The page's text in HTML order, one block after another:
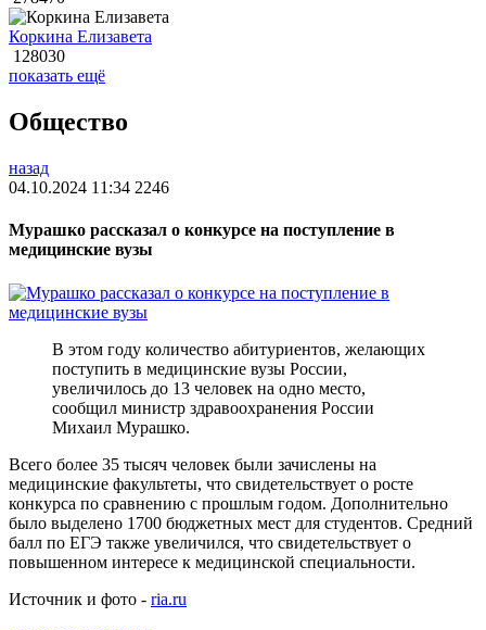
Коркина Елизавета
128030
показать ещё
Общество
назад
04.10.2024 11:34 2246
Мурашко рассказал о конкурсе на поступление в
медицинские вузы
В этом году количество абитуриентов, желающих
поступить в медицинские вузы России,
увеличилось до 13 человек на одно место,
сообщил министр здравоохранения России
Михаил Мурашко.
Всего более 35 тысяч человек были зачислены на
медицинские факультеты, что свидетельствует о росте
конкурса по сравнению с прошлым годом. Дополнительно
было выделено 1700 бюджетных мест для студентов. Средний
балл по ЕГЭ также увеличился, что свидетельствует о
повышенном интересе к медицинской специальности.
Источник и фото - ria.ru